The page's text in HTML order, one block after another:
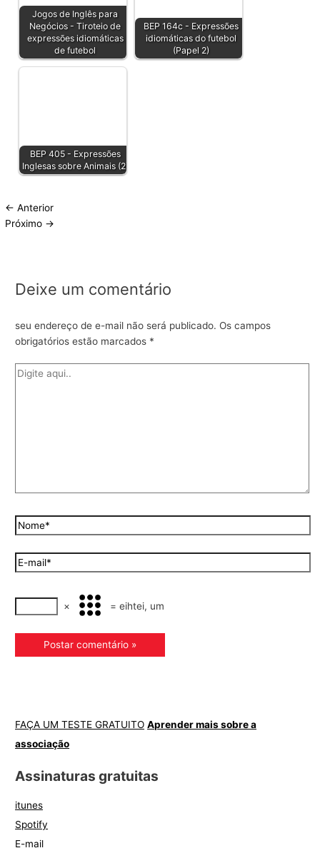
Jogos de Inglês para
Negócios - Tiroteio de
expressões idiomáticas
de futebol
BEP 164c - Expressões
idiomáticas do futebol
(Papel 2)
BEP 405 - Expressões
Inglesas sobre Animais (2)
← Anterior
Próximo →
Deixe um comentário
seu endereço de e-mail não será publicado. Os campos
obrigatórios estão marcados *
× = eihtei, um
FAÇA UM TESTE GRATUITO Aprender mais sobre a
associação
Assinaturas gratuitas
itunes
Spotify
E-mail